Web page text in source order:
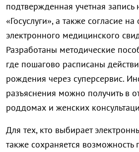
подтвержденная учетная запись
«Госуслуги», а также согласие
электронного медицинского
Разработаны методические
где пошагово расписаны
рождения через суперсервис.
разъяснения можно получить в
роддомах и женских
Для тех, кто выбирает
также сохраняется возможность